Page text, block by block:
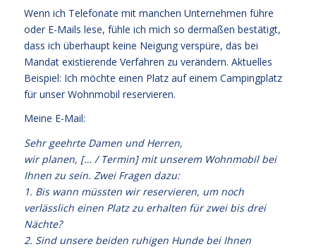
Wenn ich Telefonate mit manchen Unternehmen führe
oder E-Mails lese, fühle ich mich so dermaßen bestätigt,
dass ich überhaupt keine Neigung verspüre, das bei
Mandat existierende Verfahren zu verändern. Aktuelles
Beispiel: Ich möchte einen Platz auf einem Campingplatz
für unser Wohnmobil reservieren.
Meine E-Mail:
Sehr geehrte Damen und Herren,
wir planen, [… / Termin] mit unserem Wohnmobil bei
Ihnen zu sein. Zwei Fragen dazu:
1. Bis wann müssten wir reservieren, um noch
verlässlich einen Platz zu erhalten für zwei bis drei
Nächte?
2. Sind unsere beiden ruhigen Hunde bei Ihnen